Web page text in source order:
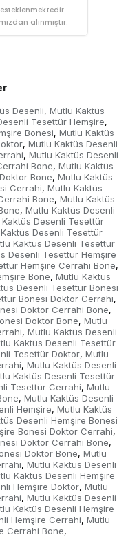
alınmıştır.
Desenli, Mutlu Kaktüs
Tesettür Hemşire,
Bonesi, Mutlu Kaktüs
, Mutlu Kaktüs Desenli
, Mutlu Kaktüs Desenli
Bone, Mutlu Kaktüs
Bone, Mutlu Kaktüs
Cerrahi, Mutlu Kaktüs
Bone, Mutlu Kaktüs
, Mutlu Kaktüs Desenli
Desenli Tesettür
Desenli Tesettür
Kaktüs Desenli Tesettür
Desenli Tesettür Hemşire
Hemşire Cerrahi Bone,
Bone, Mutlu Kaktüs
Desenli Tesettür Bonesi
Bonesi Doktor Cerrahi,
Doktor Cerrahi Bone,
Doktor Bone, Mutlu
, Mutlu Kaktüs Desenli
Kaktüs Desenli Tesettür
Tesettür Doktor, Mutlu
, Mutlu Kaktüs Desenli
Kaktüs Desenli Tesettür
Tesettür Cerrahi, Mutlu
, Mutlu Kaktüs Desenli
Hemşire, Mutlu Kaktüs
Desenli Hemşire Bonesi
Bonesi Doktor Cerrahi,
Doktor Cerrahi Bone,
Doktor Bone, Mutlu
, Mutlu Kaktüs Desenli
Kaktüs Desenli Hemşire
Hemşire Doktor, Mutlu
, Mutlu Kaktüs Desenli
Kaktüs Desenli Hemşire
Hemşire Cerrahi, Mutlu
Cerrahi Bone,